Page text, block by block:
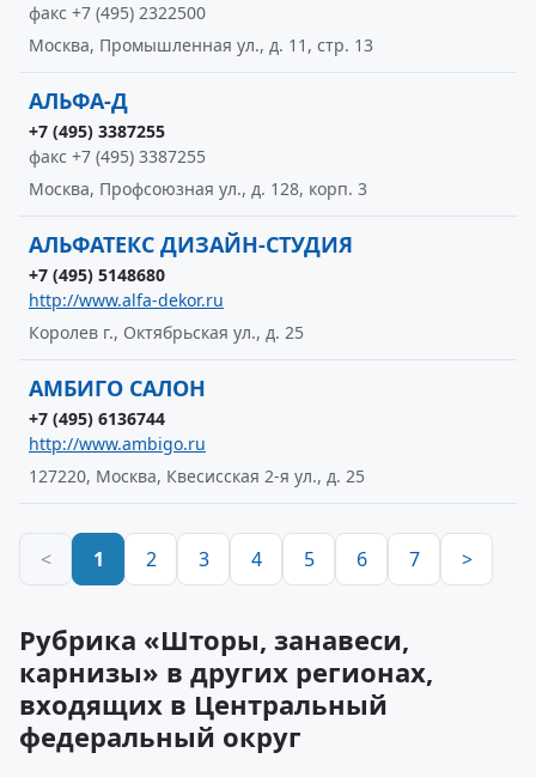
факс +7 (495) 2322500
Москва, Промышленная ул., д. 11, стр. 13
АЛЬФА-Д
+7 (495) 3387255
факс +7 (495) 3387255
Москва, Профсоюзная ул., д. 128, корп. 3
АЛЬФАТЕКС ДИЗАЙН-СТУДИЯ
+7 (495) 5148680
http://www.alfa-dekor.ru
Королев г., Октябрьская ул., д. 25
АМБИГО САЛОН
+7 (495) 6136744
http://www.ambigo.ru
127220, Москва, Квесисская 2-я ул., д. 25
< 1 2 3 4 5 6 7 >
Рубрика «Шторы, занавеси,
карнизы» в других регионах,
входящих в Центральный
федеральный округ